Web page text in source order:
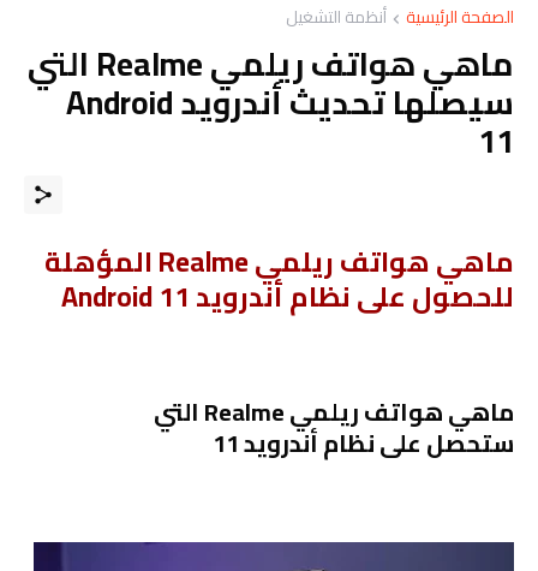
الصفحة الرئيسية أنظمة التشغيل
ماهي هواتف ريلمي Realme التي
سيصلها تحديث أندرويد Android
11
ماهي هواتف ريلمي Realme المؤهلة
للحصول على نظام أندرويد Android 11
ماهي هواتف ريلمي Realme التي
ستحصل على نظام أندرويد 11